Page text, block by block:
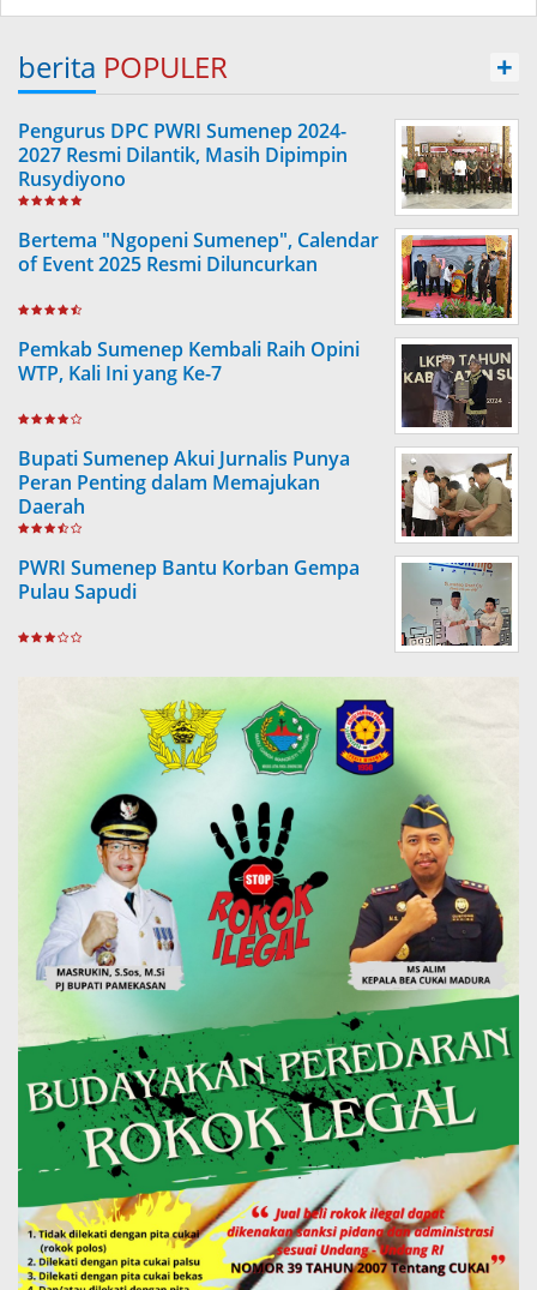
berita POPULER +
Pengurus DPC PWRI Sumenep 2024-
2027 Resmi Dilantik, Masih Dipimpin
Rusydiyono
Bertema "Ngopeni Sumenep", Calendar
of Event 2025 Resmi Diluncurkan
Pemkab Sumenep Kembali Raih Opini
WTP, Kali Ini yang Ke-7
Bupati Sumenep Akui Jurnalis Punya
Peran Penting dalam Memajukan
Daerah
PWRI Sumenep Bantu Korban Gempa
Pulau Sapudi